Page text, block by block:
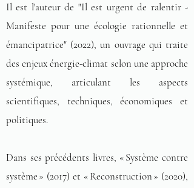
Il est l'auteur de "Il est urgent de ralentir -
Manifeste pour une écologie rationnelle et
émancipatrice" (2022), un ouvrage qui traite
des enjeux énergie-climat selon une approche
systémique, articulant les aspects
scientifiques, techniques, économiques et
politiques.
Dans ses précédents livres, « Système contre
système » (2017) et « Reconstruction » (2020),